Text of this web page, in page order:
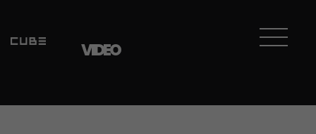
VIDEO